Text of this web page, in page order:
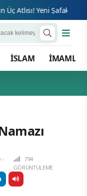
İSLAM İMAMLAR
-
794
GÖRÜNTÜLEME